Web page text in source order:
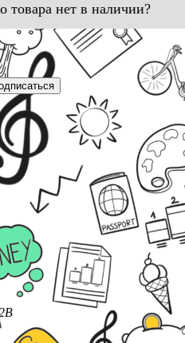
товара нет в наличии?